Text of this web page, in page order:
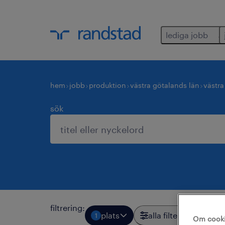
lediga jobb
hem jobb produktion västra götalands län
sök
filtrering:
1 plats alla filter Om